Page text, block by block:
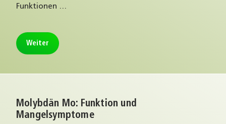
Funktionen …
Weiter
Molybdän Mo: Funktion und
Mangelsymptome